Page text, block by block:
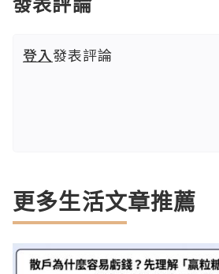
登入發表評論
更多生活文章推薦